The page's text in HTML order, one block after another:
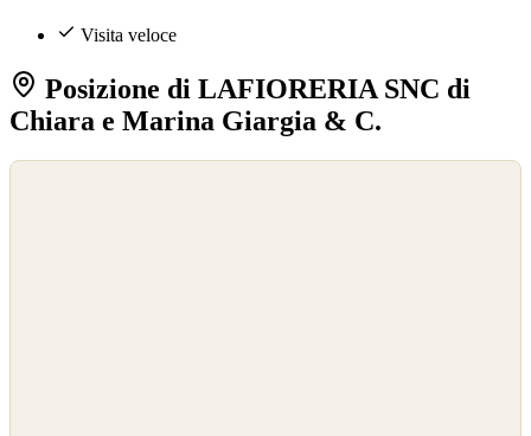
Visita veloce
Posizione di LAFIORERIA SNC di
Chiara e Marina Giargia & C.